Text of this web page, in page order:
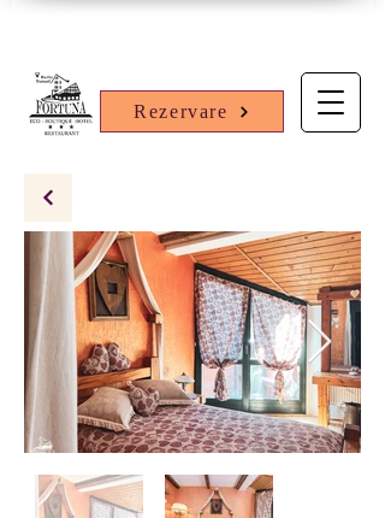
Rezervare